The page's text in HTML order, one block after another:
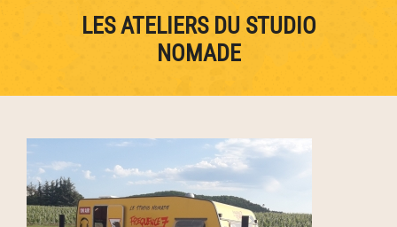
LES ATELIERS DU STUDIO
NOMADE